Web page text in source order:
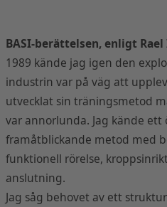
BASI-berättelsen, enligt
1989 kände jag igen den
industrin var på väg att
utvecklat sin träningsmetod
var annorlunda. Jag kände
framåtblickande metod med
funktionell rörelse,
anslutning.
Jag såg behovet av ett